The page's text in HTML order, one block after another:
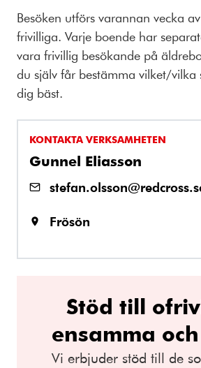
Besöken utförs varannan vecka
frivilliga. Varje boende har
vara frivillig besökande på
du själv får bestämma vilket/vilka
dig bäst.
KONTAKTA VERKSAMHETEN
Gunnel Eliasson
Frösön
Stöd till
ensamma
Vi erbjuder stöd till de